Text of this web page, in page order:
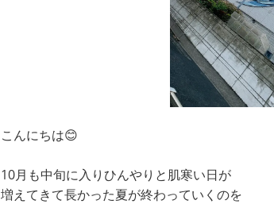
こんにちは😊
10月も中旬に入りひんやりと肌寒い日が
増えてきて長かった夏が終わっていくのを